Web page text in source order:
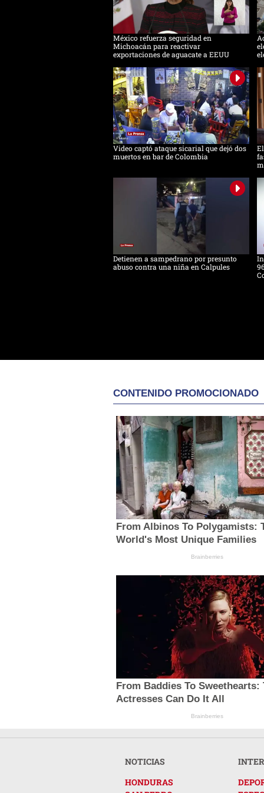
México refuerza seguridad en
Michoacán para reactivar
exportaciones de aguacate a EEUU
Video captó ataque sicarial que dejó dos
muertos en bar de Colombia
Detienen a sampedrano por presunto
abuso contra una niña en Calpules
CONTENIDO PROMOCIONADO
From Albinos To Polygamists:
World's Most Unique Families
Brainberries
From Baddies To Sweethearts:
Actresses Can Do It All
Brainberries
NOTICIAS
HONDURAS